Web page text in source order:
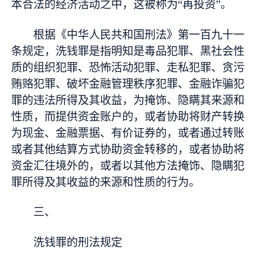
本合法的经济活动之中，这被称为“再投资”。
根据《中华人民共和国刑法》第一百九十一
条规定，洗钱罪是指明知是毒品犯罪、黑社会性
质的组织犯罪、恐怖活动犯罪、走私犯罪、贪污
贿赂犯罪、破坏金融管理秩序犯罪、金融诈骗犯
罪的违法所得及其收益，为掩饰、隐瞒其来源和
性质，而提供资金账户的，或者协助将财产转换
为现金、金融票据、有价证券的，或者通过转账
或者其他结算方式协助资金转移的，或者协助将
资金汇往境外的，或者以其他方法掩饰、隐瞒犯
罪所得及其收益的来源和性质的行为。
三、
洗钱罪的刑法规定